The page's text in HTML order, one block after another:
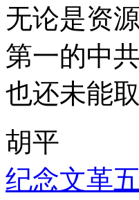
无论是资
第一的中
也还未能
胡平
纪念文革